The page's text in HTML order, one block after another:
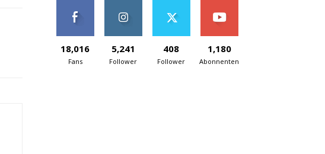
18,016
Fans
5,241
Follower
408
Follower
1,180
Abonnenten